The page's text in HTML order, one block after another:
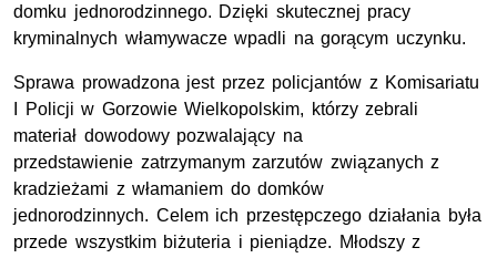
domku jednorodzinnego. Dzięki skutecznej pracy
kryminalnych włamywacze wpadli na gorącym uczynku.
Sprawa prowadzona jest przez policjantów z Komisariatu
I Policji w Gorzowie Wielkopolskim, którzy zebrali
materiał dowodowy pozwalający na
przedstawienie zatrzymanym zarzutów związanych z
kradzieżami z włamaniem do domków
jednorodzinnych. Celem ich przestępczego działania była
przede wszystkim biżuteria i pieniądze. Młodszy z